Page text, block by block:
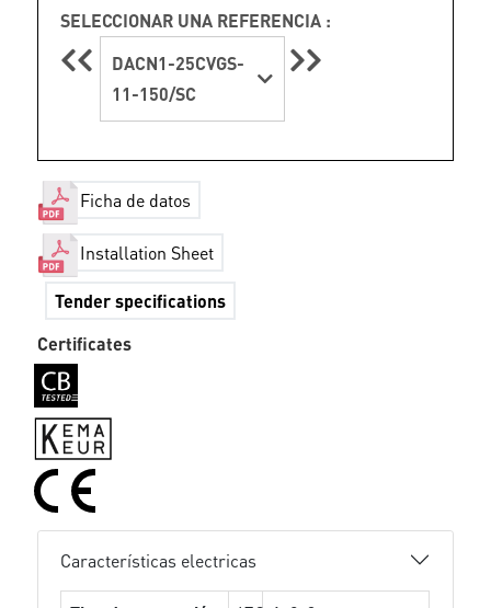
SELECCIONAR UNA REFERENCIA :
DACN1-25CVGS-
11-150/SC
Ficha de datos
Installation Sheet
Tender specifications
Certificates
Características electricas